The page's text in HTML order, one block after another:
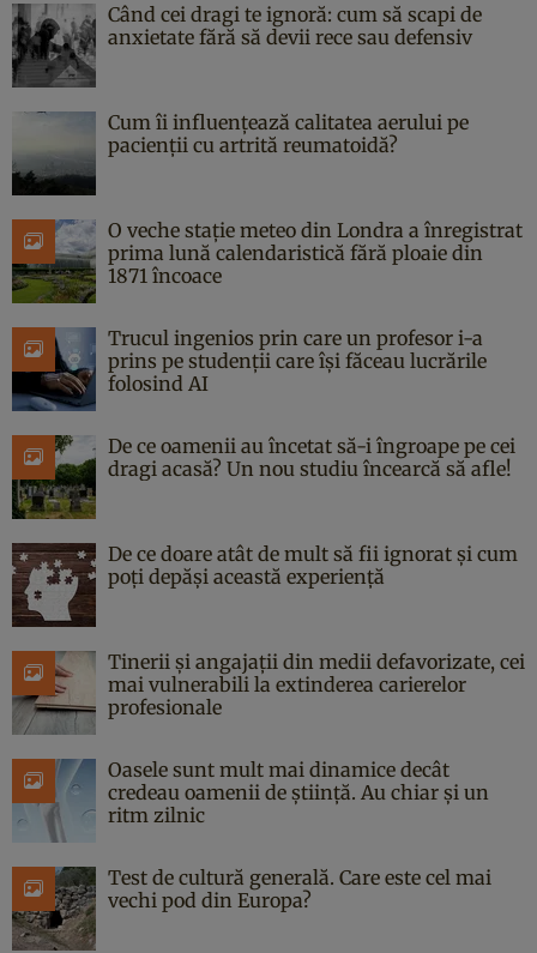
Când cei dragi te ignoră: cum să scapi de
anxietate fără să devii rece sau defensiv
Cum îi influențează calitatea aerului pe
pacienții cu artrită reumatoidă?
O veche stație meteo din Londra a înregistrat
prima lună calendaristică fără ploaie din
1871 încoace
Trucul ingenios prin care un profesor i-a
prins pe studenții care își făceau lucrările
folosind AI
De ce oamenii au încetat să-i îngroape pe cei
dragi acasă? Un nou studiu încearcă să afle!
De ce doare atât de mult să fii ignorat și cum
poți depăși această experiență
Tinerii și angajații din medii defavorizate, cei
mai vulnerabili la extinderea carierelor
profesionale
Oasele sunt mult mai dinamice decât
credeau oamenii de știință. Au chiar și un
ritm zilnic
Test de cultură generală. Care este cel mai
vechi pod din Europa?